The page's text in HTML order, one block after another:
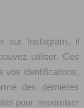
sur Instagram, il
utiliser. Ces
vos identifications,
des dernières
pour maximiser